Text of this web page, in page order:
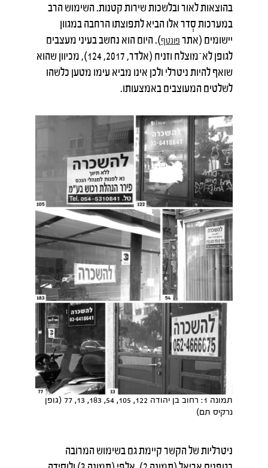
בהוצאות לאור ובלשכות שירות קטנות. השימוש הרב
במערכות סְדר אלו הביא לתפוצתו הרחבה במגוון
יישומים (אתר פונטף). היום הוא נחשב בעיני מעצבים
לגופן לא־מוצלח וזניח (אלדר, 2017, 124), מכיוון שהוא
שואף להיות ניטרלי ולכן אינו מביא עימו מטען כלשהו
לשלטים המעוצבים באמצעותו.
תמונה 1: רחוב בן יהודה 122, 105, 54, 183, 13, 77 (גופן
נרקיס תם)
ניטרליות של הקשר קיימת גם בשימוש המרובה